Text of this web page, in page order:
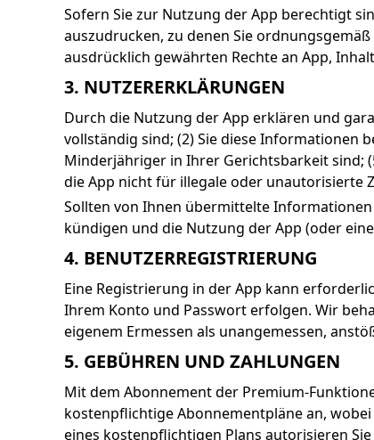
Sofern Sie zur Nutzung der App berechtigt
auszudrucken, zu denen Sie
ausdrücklich gewährten Rechte an App,
3. NUTZERERKLÄRUNGEN
Durch die Nutzung der App erklären und
vollständig sind; (2) Sie diese Informationen
Minderjähriger in Ihrer Gerichtsbarkeit sind;
die App nicht für illegale oder unautorisierte
Sollten von Ihnen übermittelte
kündigen und die Nutzung der App (oder
4. BENUTZERREGISTRIERUNG
Eine Registrierung in der App kann
Ihrem Konto und Passwort erfolgen. Wir
eigenem Ermessen als unangemessen,
5. GEBÜHREN UND ZAHLUNGEN
Mit dem Abonnement der Premium-
kostenpflichtige Abonnementpläne an,
eines kostenpflichtigen Plans autorisieren